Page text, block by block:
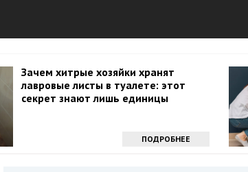
Зачем хитрые хозяйки хранят
лавровые листы в туалете: этот
секрет знают лишь единицы
ПОДРОБНЕЕ